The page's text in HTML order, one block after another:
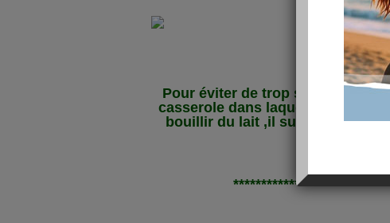
Trucs...
Pour éviter de trop salir les
casserole dans laquelle vous
bouillir du lait ,il suffit d'y